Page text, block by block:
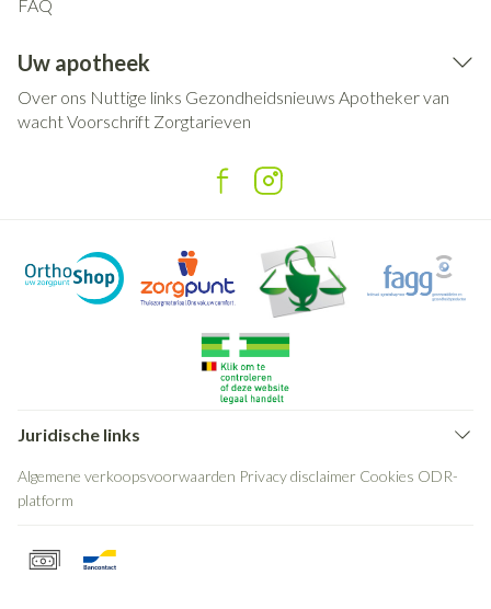
FAQ
Uw apotheek
Over ons Nuttige links Gezondheidsnieuws Apotheker van
wachtVoorschrift Zorgtarieven
Juridische links
Algemene verkoopsvoorwaarden Privacy disclaimer Cookies ODR-
platform